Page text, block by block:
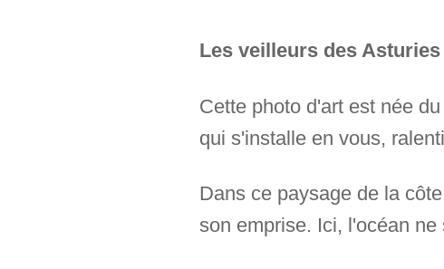
Les veilleurs des Asturies
Cette photo d'art est née
qui s'installe en vous,
Dans ce paysage de la
son emprise. Ici, l'océan